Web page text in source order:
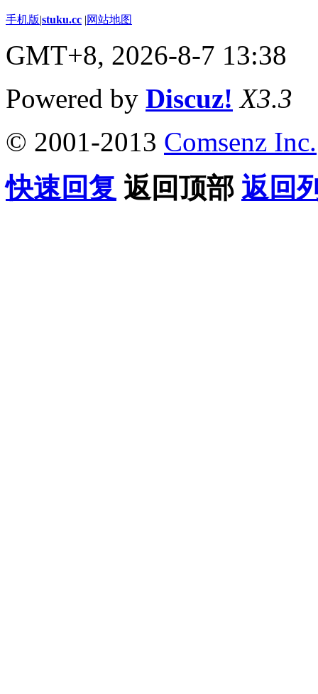
手机版|stuku.cc |网站地图
GMT+8, 2026-8-7 13:38
Powered by Discuz! X3.3
© 2001-2013 Comsenz Inc.
快速回复 返回顶部 返回